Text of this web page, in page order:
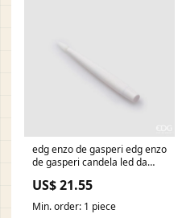
edg enzo de gasperi edg enzo
de gasperi candela led da
15 cm cf 10 pz white ean
8059824520296 c-review
US$ 21.55
Min. order: 1 piece